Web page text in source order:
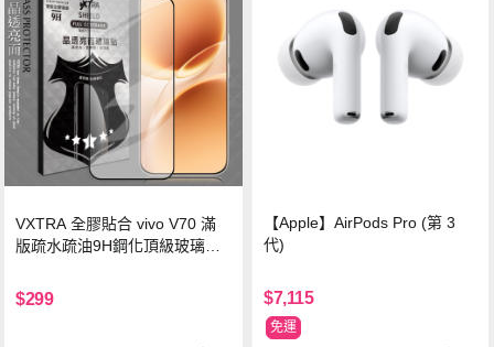
VXTRA 全膠貼合 vivo V70 滿
版疏水疏油9H鋼化頂級玻璃貼
$299
【Apple】AirPods Pro (第 3
代)
$7,115
免運